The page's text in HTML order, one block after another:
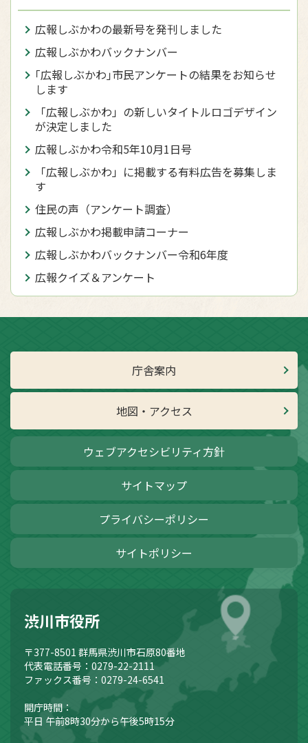
広報しぶかわの最新号を発刊しました
広報しぶかわバックナンバー
｢広報しぶかわ｣市民アンケートの結果をお知らせ
します
「広報しぶかわ」の新しいタイトルロゴデザイン
が決定しました
広報しぶかわ令和5年10月1日号
「広報しぶかわ」に掲載する有料広告を募集しま
す
住民の声（アンケート調査）
広報しぶかわ掲載申請コーナー
広報しぶかわバックナンバー令和6年度
広報クイズ＆アンケート
庁舎案内
地図・アクセス
ウェブアクセシビリティ方針
サイトマップ
プライバシーポリシー
サイトポリシー
渋川市役所
〒377-8501 群馬県渋川市石原80番地
代表電話番号：0279-22-2111
ファックス番号：0279-24-6541
開庁時間：
平日 午前8時30分から午後5時15分